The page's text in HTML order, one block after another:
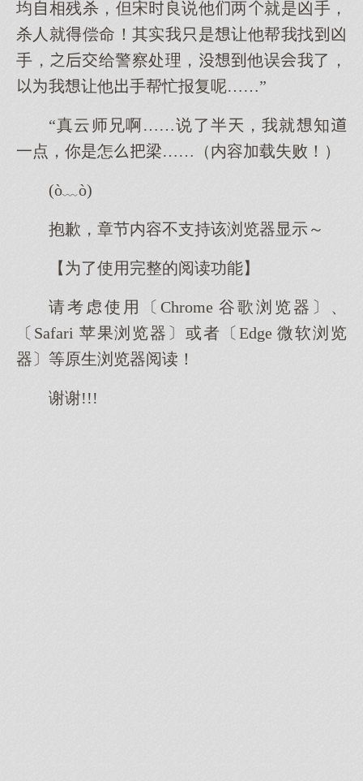
均相残杀，但宋良说他两就是凶手，
杀人就偿命！其实我是让他帮我找凶
手，给警察处理，他误我了，
我让他手帮忙报复呢……”
“真云师兄啊……说了半，我就知
一点，你是怎梁……（内容加载失败！）
(ò﹏ò)
抱歉，章节内容不支持该浏览器显示～
【为了使用完整的阅读功能】
请考虑使用〔Chrome 谷歌浏览器〕、
〔Safari 苹果浏览器〕或者〔Edge 微软浏览
器〕等原生浏览器阅读！
谢谢!!!